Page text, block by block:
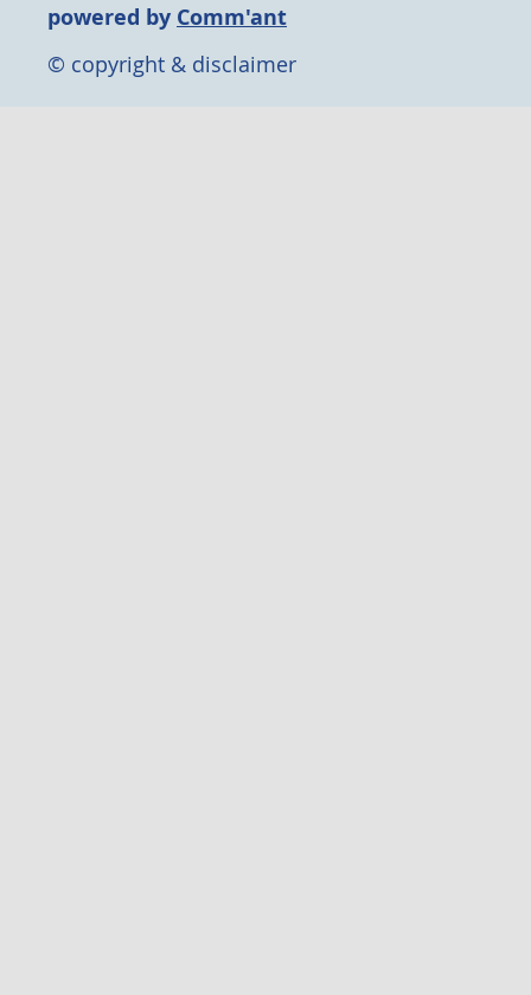
powered by Comm'ant
© copyright & disclaimer